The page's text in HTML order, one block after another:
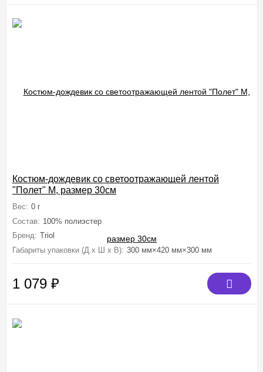
Костюм-дождевик со светоотражающей лентой
"Полет" M, размер 30см
Вес: 0 г
Состав: 100% полиэстер
Бренд: Triol
Габариты упаковки (Д х Ш х В): 300 мм×420 мм×300 мм
1 079 ₽